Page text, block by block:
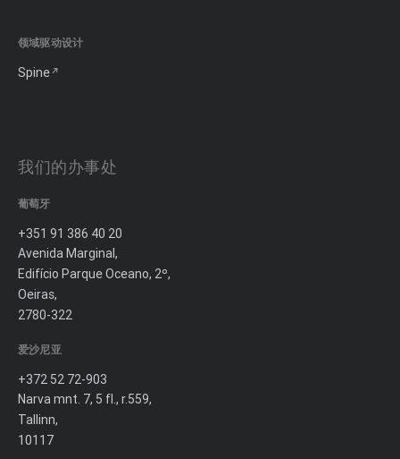
领域驱动设计
Spine
我们的办事处
葡萄牙
+351 91 386 40 20
Avenida Marginal,
Edifício Parque Oceano, 2º,
Oeiras,
2780-322
爱沙尼亚
+372 52 72-903
Narva mnt. 7, 5 fl., r.559,
Tallinn,
10117